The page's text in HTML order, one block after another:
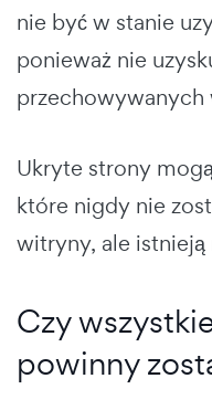
nie być w stanie
ponieważ nie
przechowywanych
Ukryte strony
które nigdy nie
witryny, ale istnieją
Czy
powinny